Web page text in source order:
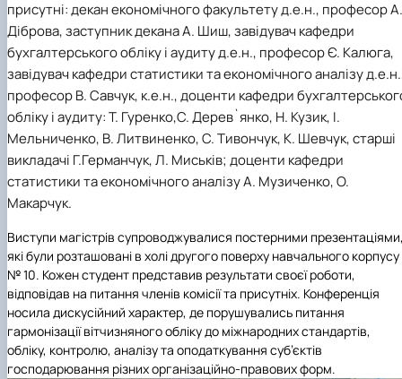
Іноземні мови
Працевлаштування
Їдальні та буфети
Студентські квитки
Центр вивчення мов
Психологічна підтримка
Інклюзивне середовище
Рада молодих вчених
Наукові школи
Стартап школа НУБіП України
Методичні рекомендації, пам'ятки
Форми документів
Патентно-ліцензійна діяльність
ЦКНО «Агропромисловий комплекс, лісове і
садово-паркове господарство, ветеринарна
медицина»
Обладнання НУБіП України
Біоетична комісія
Наукові видання
Досліднику та автору
Звіт про проведення НТЗ
Наукові журнали НУБіП України
Наукові журнали НУБіП України (English)
Пам'ятка про проведення науково-
заходів
Порядок планування та організації
проведення НТЗ
Наука для бізнесу
Каталог наукових послуг
«SEB-2025»
Наглядова рада
Рада роботодавців
Благодійний фонд «Голосіївська ініціатива
2020»
Історія університету
Видатні випускники та працівники
Звіт ректора
Пам'яті захисників України
Почесні доктори і професори НУБіП України
Пресслужба
Університетський кур'єр
Вибори ректора
Програма розвитку університету
ініціатива – 2025»
Доступ до публічної інформації
Державні закупівлі
Офіційна символіка
Антикорупційні заходи
Уповноважена особа з питань запобігання
виявлення корупції
Положення про антикорупційного
уповноваженого НУБіП України
Національні нормативно-правові акти
Нормативно-правові акти НУБіП України
Антикорупційні заходи
Гендерна радниця
Контактна інформація
присутні: декан економічного факультету д.е.н., професор А.
Діброва, заступник декана А. Шиш, завідувач кафедри
бухгалтерського обліку і аудиту д.е.н., професор Є. Калюга,
завідувач кафедри статистики та економічного аналізу
професор В. Савчук, к.е.н., доценти кафедри
обліку і аудиту: Т. Гуренко,С. Дерев`янко, Н. Кузик, І.
Мельниченко, В. Литвиненко, С. Тивончук, К. Шевчук, старші
викладачі Г.Германчук, Л. Миськів; доценти кафедри
статистики та економічного аналізу А. Музиченко, О.
Макарчук.
Виступи магістрів супроводжувалися постерними
які були розташовані в холі другого поверху навчального корпусу
№ 10. Кожен студент представив результати своєї роботи,
відповідав на питання членів комісії та присутніх. Конференція
носила дискусійний характер, де порушувались питання
гармонізації вітчизняного обліку до міжнародних стандартів,
обліку, контролю, аналізу та оподаткування суб’єктів
господарювання різних організаційно-правових форм.